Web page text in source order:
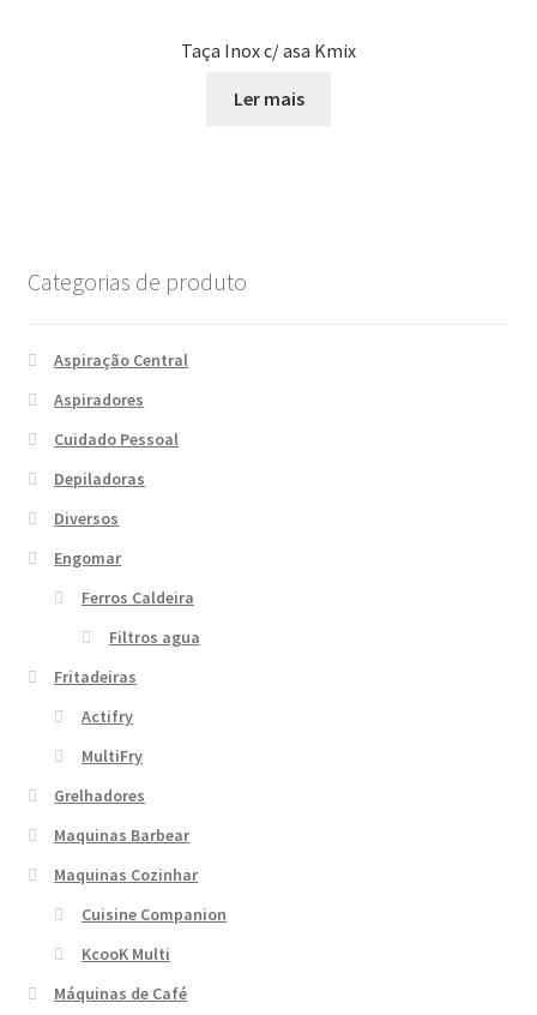
Taça Inox c/ asa Kmix
Ler mais
Categorias de produto
Aspiração Central
Aspiradores
Cuidado Pessoal
Depiladoras
Diversos
Engomar
Ferros Caldeira
Filtros agua
Fritadeiras
Actifry
MultiFry
Grelhadores
Maquinas Barbear
Maquinas Cozinhar
Cuisine Companion
KcooK Multi
Máquinas de Café